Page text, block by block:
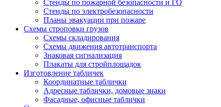
Стенды по пожарной безопасности и ГО
Стенды по электробезопасности
Планы эвакуации при пожаре
Схемы строповки грузов
Схемы складирования
Схемы движения автотранспорта
Знаковая сигнализация
Плакаты для стройплощадок
Изготовление табличек
Координатные таблички
Адресные таблички, домовые знаки
Фасадные, офисные таблички